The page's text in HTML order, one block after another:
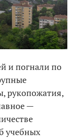
и погнали по
рукопожатия,
—
учебных